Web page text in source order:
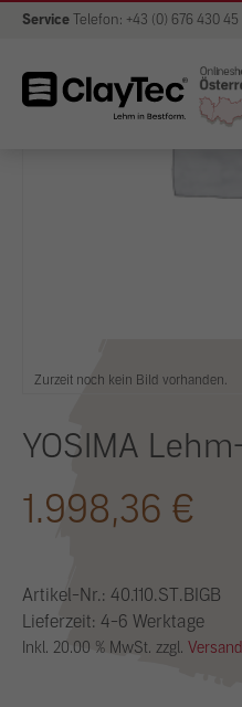
Service Telefon: +43 (0) 676 430
Zurzeit noch kein Bild vorhanden.
YOSIMA
1.998,36 €
Artikel-Nr.: 40.110.ST.BIGB
Lieferzeit: 4-6 Werktage
Inkl. 20.00 % MwSt. zzgl.